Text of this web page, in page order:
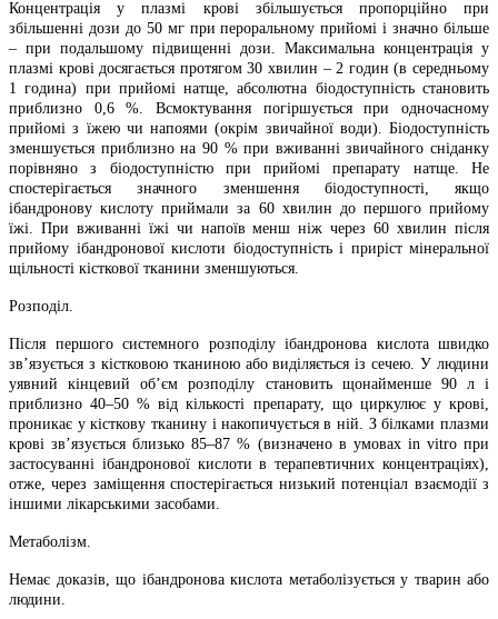
Концентрація у плазмі крові збільшується пропорційно при
збільшенні дози до 50 мг при пероральному прийомі і значно більше
– при подальшому підвищенні дози. Максимальна концентрація у
плазмі крові досягається протягом 30 хвилин – 2 годин (в середньому
1 година) при прийомі натще, абсолютна біодоступність становить
приблизно 0,6 %. Всмоктування погіршується при одночасному
прийомі з їжею чи напоями (окрім звичайної води). Біодоступність
зменшується приблизно на 90 % при вживанні звичайного сніданку
порівняно з біодоступністю при прийомі препарату натще. Не
спостерігається значного зменшення біодоступності, якщо
ібандронову кислоту приймали за 60 хвилин до першого прийому
їжі. При вживанні їжі чи напоїв менш ніж через 60 хвилин після
прийому ібандронової кислоти біодоступність і приріст мінеральної
щільності кісткової тканини зменшуються.
Розподіл.
Після першого системного розподілу ібандронова кислота швидко
зв’язується з кістковою тканиною або виділяється із сечею. У людини
уявний кінцевий об’єм розподілу становить щонайменше 90 л і
приблизно 40–50 % від кількості препарату, що циркулює у крові,
проникає у кісткову тканину і накопичується в ній. З білками плазми
крові зв’язується близько 85–87 % (визначено в умовах in vitro при
застосуванні ібандронової кислоти в терапевтичних концентраціях),
отже, через заміщення спостерігається низький потенціал взаємодії з
іншими лікарськими засобами.
Метаболізм.
Немає доказів, що ібандронова кислота метаболізується у тварин або
людини.